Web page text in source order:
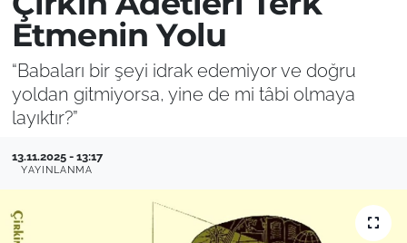
Etmenin Yolu
“Babaları bir şeyi idrak edemiyor ve doğru
yoldan gitmiyorsa, yine de mi tâbi olmaya
layıktır?”
13.11.2025 - 13:17
YAYINLANMA